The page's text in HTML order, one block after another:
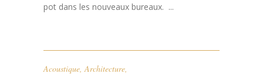
pot dans les nouveaux bureaux. ...
Acoustique Architecture